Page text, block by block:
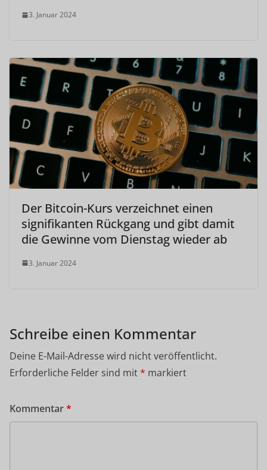
3. Januar 2024
Der Bitcoin-Kurs verzeichnet einen
signifikanten Rückgang und gibt damit
die Gewinne vom Dienstag wieder ab
3. Januar 2024
Schreibe einen Kommentar
Deine E-Mail-Adresse wird nicht veröffentlicht.
Erforderliche Felder sind mit* markiert
Kommentar*